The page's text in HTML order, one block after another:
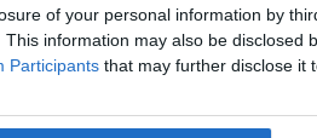
of your personal information by
This information may also be disclosed
Participants that may further disclose it